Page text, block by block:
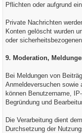
Pflichten oder aufgrund
Private Nachrichten
Konten gelöscht wurden
oder
9. Moderation,
Bei Meldungen von
Anmeldeversuchen sowie
können Benutzername,
Begründung und
Die Verarbeitung dient
Durchsetzung der